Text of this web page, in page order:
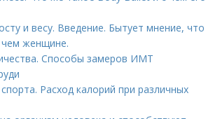
и весу. Введение. Бытует мнение, что
женщине.
Способы замеров ИМТ
Расход калорий при различных